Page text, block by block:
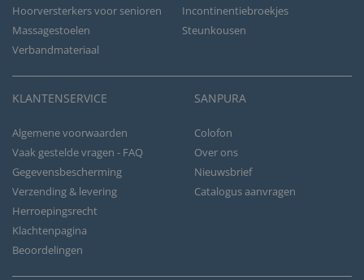
Hoorversterkers voor senioren
Incontinentiebroekjes
Massagestoelen
Steunkousen
Verbandmateriaal
KLANTENSERVICE
Algemene voorwaarden
Vaak gestelde vragen - FAQ
Gegevensbescherming
Verzending & levering
Herroepingsrecht
Klachtenpagina
Beoordelingen
SANPURA
Colofon
Over ons
Nieuwsbrief
Catalogus aanvragen